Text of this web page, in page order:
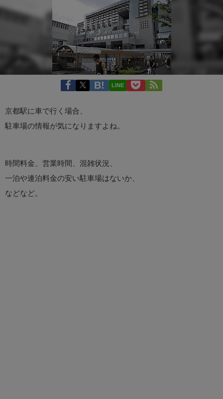
LINE
京都駅に車で行く場合、
駐車場の情報が気になりますよね。
時間料金、営業時間、混雑状況、
一泊や連泊料金の安い駐車場はないか、
などなど。